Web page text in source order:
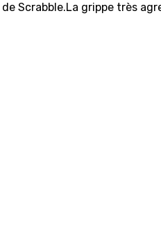
Scrabble.La grippe très